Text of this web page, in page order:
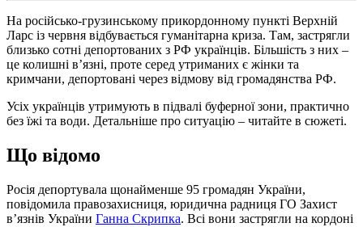
На російсько-грузинському прикордонному пункті Верхній
Ларс із червня відбувається гуманітарна криза. Там, застрягли
близько сотні депортованих з РФ українців. Більшість з них –
це колишні в’язні, проте серед утриманих є жінки та
кримчани, депортовані через відмову від громадянства РФ.
Усіх українців утримують в підвалі буферної зони, практично
без їжі та води. Детальніше про ситуацію – читайте в сюжеті.
Що відомо
Росія депортувала щонайменше 95 громадян України,
повідомила правозахисниця, юридична радниця ГО Захист
в’язнів України Ганна Скрипка. Всі вони застрягли на кордоні